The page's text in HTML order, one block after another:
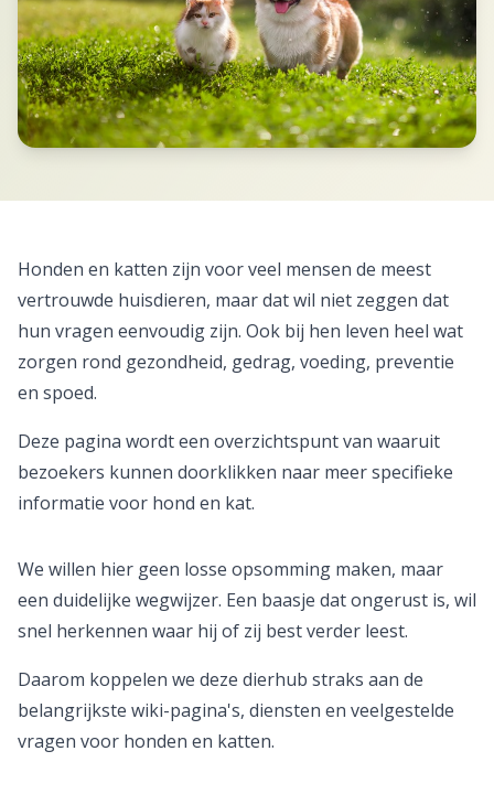
Honden en katten zijn voor veel mensen de meest
vertrouwde huisdieren, maar dat wil niet zeggen dat
hun vragen eenvoudig zijn. Ook bij hen leven heel wat
zorgen rond gezondheid, gedrag, voeding, preventie
en spoed.
Deze pagina wordt een overzichtspunt van waaruit
bezoekers kunnen doorklikken naar meer specifieke
informatie voor hond en kat.
We willen hier geen losse opsomming maken, maar
een duidelijke wegwijzer. Een baasje dat ongerust is, wil
snel herkennen waar hij of zij best verder leest.
Daarom koppelen we deze dierhub straks aan de
belangrijkste wiki-pagina's, diensten en veelgestelde
vragen voor honden en katten.